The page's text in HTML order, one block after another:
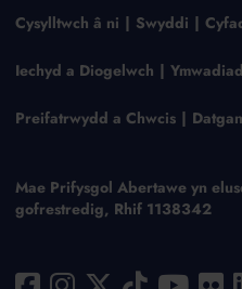
Cysylltwch â ni Swyddi
Iechyd a Diogelwch
Preifatrwydd a Chwcis
Mae Prifysgol Abertawe yn
gofrestredig, Rhif 1138342